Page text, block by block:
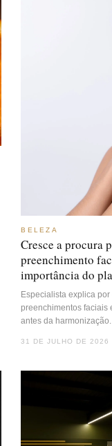
BELEZA
Cresce a procura
preenchimento
importância do
Especialista explica
preenchimentos faciais
antes da harmonização.
31 DE JULHO DE 2026